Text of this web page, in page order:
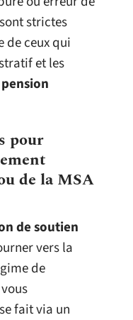
strictes
de ceux qui
et les
pension
pour
de la MSA
de soutien
vers la
de
fait via un